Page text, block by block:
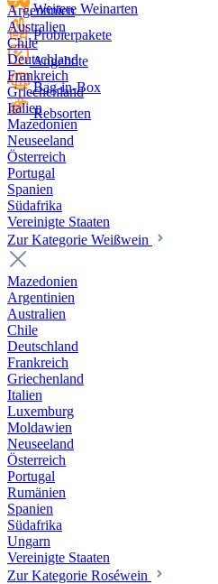
Weitere Weinarten
Probierpakete
Angebote
Bag-in-Box
Rebsorten
Argentinien
Australien
Chile
Deutschland
Frankreich
Griechenland
Italien
Mazedonien
Neuseeland
Österreich
Portugal
Spanien
Südafrika
Vereinigte Staaten
Zur Kategorie Weißwein
Mazedonien
Argentinien
Australien
Chile
Deutschland
Frankreich
Griechenland
Italien
Luxemburg
Moldawien
Neuseeland
Österreich
Portugal
Rumänien
Spanien
Südafrika
Ungarn
Vereinigte Staaten
Zur Kategorie Roséwein